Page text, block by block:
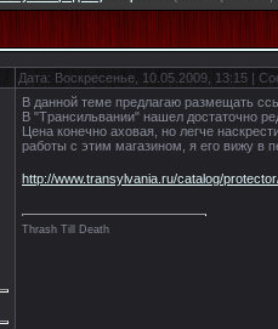
Дата: Воскресенье, 10.05.2009, 13:15 |
В данной теме предлагаю размещать
В "Tрансильвании" нашел достаточно
Цена конечно аховая, но легче
работы с этим магазином, я его вижу в
http://www.transylvania.ru/catalog/
Thrash Till Death